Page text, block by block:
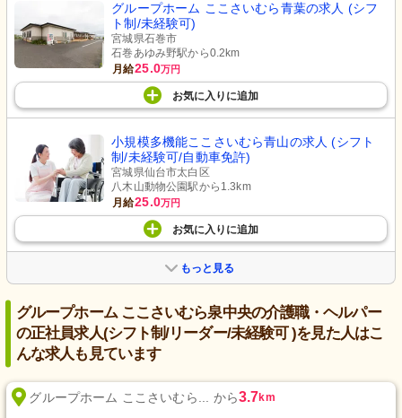
グループホーム ここさいむら青葉の求人 (シフ
ト制/未経験可)
宮城県石巻市
石巻あゆみ野駅から0.2km
月給25.0万円
お気に入り に追加
小規模多機能ここさいむら青山の求人 (シフト
制/未経験可/自動車免許)
宮城県仙台市太白区
八木山動物公園駅から1.3km
月給25.0万円
お気に入り に追加
もっと見る
グループホーム ここさいむら泉中央の介護職・ヘルパー
の正社員求人(シフト制/リーダー/未経験可 )を見た人はこ
んな求人も見ています
グループホーム ここさいむら... から3.7km